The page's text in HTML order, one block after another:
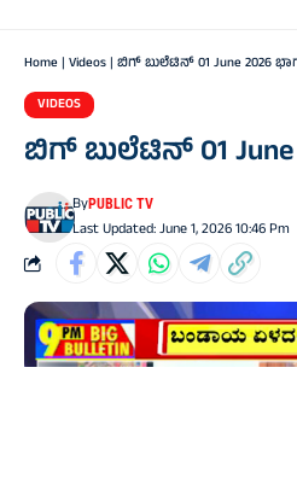
Home| Videos| ಬಿಗ್‌ ಬುಲೆಟಿನ್‌ 01 June 2026
VIDEOS
ಬಿಗ್‌ ಬುಲೆಟಿನ್‌ 01 June
Last Updated: June 1, 2026 10:46 Pm
ByPUBLIC TV